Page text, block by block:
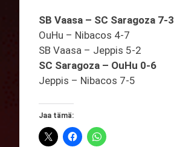
SB Vaasa – SC Saragoza 7-3
OuHu – Nibacos 4-7
SB Vaasa – Jeppis 5-2
SC Saragoza – OuHu 0-6
Jeppis – Nibacos 7-5
Jaa tämä: